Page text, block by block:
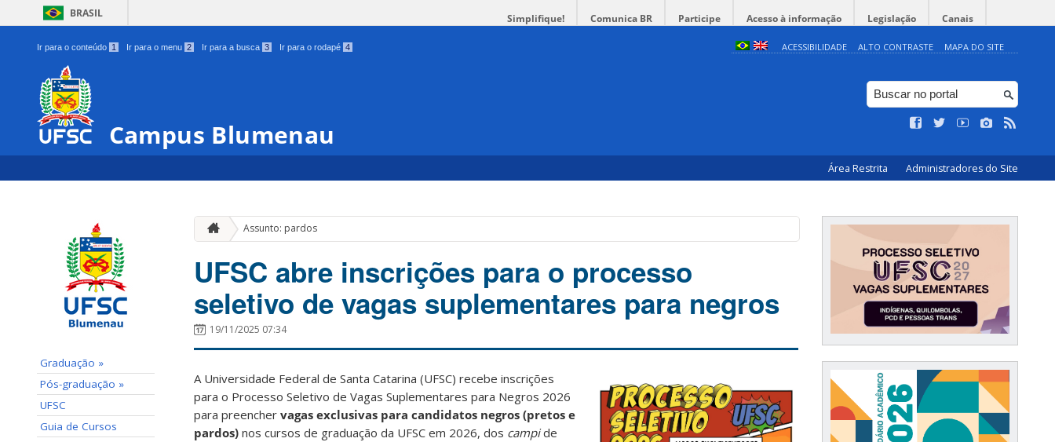
BRASIL Simplifique! Comunica BR Participe Acesso à informação Legislação Canais
Ir para o conteúdo 1 Ir para o menu 2 Ir para a busca 3 Ir para o rodapé 4 ACESSIBILIDADE ALTO CONTRASTE MAPA DO SITE
Campus Blumenau
Área Restrita Administradores do Site
Graduação »
Pós-graduação »
UFSC
Guia de Cursos
Assunto: pardos
UFSC abre inscrições para o processo
seletivo de vagas suplementares para negros
19/11/2025 07:34
A Universidade Federal de Santa Catarina (UFSC) recebe inscrições
para o Processo Seletivo de Vagas Suplementares para Negros 2026
para preencher vagas exclusivas para candidatos negros (pretos e
pardos) nos cursos de graduação da UFSC em 2026, dos campide